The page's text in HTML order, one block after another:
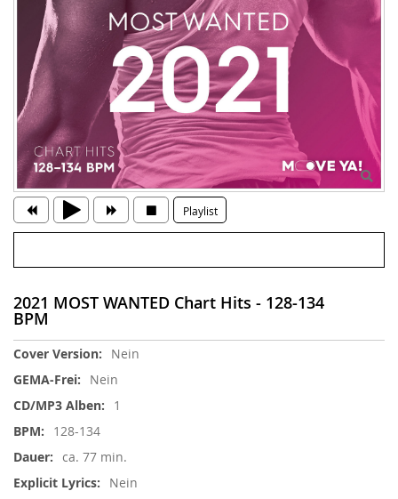
Playlist
2021 MOST WANTED Chart Hits - 128-134
BPM
Weitere
Nein
Nein
1
128-134
ca. 77 min.
Nein